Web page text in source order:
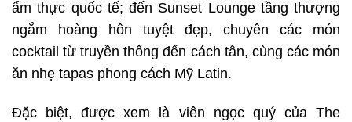
ẩm thực quốc tế; đến Sunset Lounge tầng thượng
ngắm hoàng hôn tuyệt đẹp, chuyên các món
cocktail từ truyền thống đến cách tân, cùng các món
ăn nhẹ tapas phong cách Mỹ Latin.
Đặc biệt, được xem là viên ngọc quý của The